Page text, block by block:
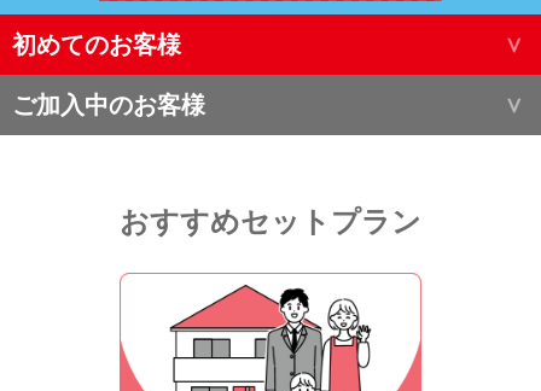
初めてのお客様
ご加入中のお客様
おすすめセットプラン